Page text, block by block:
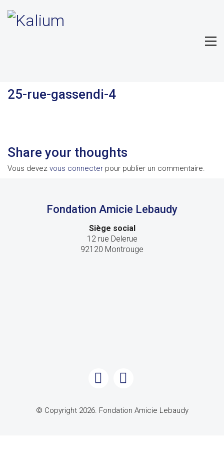
25-rue-gassendi-4
Share your thoughts
Vous devez vous connecter pour publier un commentaire.
Fondation Amicie Lebaudy
Siège social
12 rue Delerue
92120 Montrouge
© Copyright 2026. Fondation Amicie Lebaudy